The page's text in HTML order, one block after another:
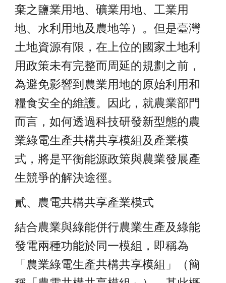
棄之鹽業用地、礦業用地、工業用
地、水利用地及農地等）。但是臺灣
土地資源有限，在上位的國家土地利
用政策未有完整而周延的規劃之前，
為避免影響到農業用地的原始利用和
糧食安全的維護。因此，就農業部門
而言，如何透過科技研發新型態的農
業綠電生產共構共享模組及產業模
式，將是平衡能源政策與農業發展產
生競爭的解決途徑。
貳、農電共構共享產業模式
結合農業與綠能併行農業生產及綠能
發電兩種功能於同一模組，即稱為
「農業綠電生產共構共享模組」（簡